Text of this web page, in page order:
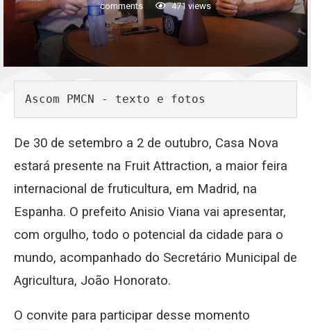
comments
471 views
Ascom PMCN - texto e fotos
De 30 de setembro a 2 de outubro, Casa Nova
estará presente na Fruit Attraction, a maior feira
internacional de fruticultura, em Madrid, na
Espanha. O prefeito Anisio Viana vai apresentar,
com orgulho, todo o potencial da cidade para o
mundo, acompanhado do Secretário Municipal de
Agricultura, João Honorato.
O convite para participar desse momento